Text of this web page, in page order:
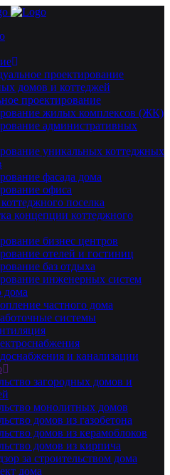
проектирование
домов и коттеджей
проектирование
жилых комплексов (ЖК)
административных
уникальных коттеджных
фасада дома
офиса
поселка
концепции коттеджного
бизнес центров
отелей и гостиниц
баз отдыха
инженерных систем
дома
частного дома
системы
и канализации
загородных домов и
монолитных домов
домов из газобетона
домов из керамоблоков
домов из кирпича
за строительством дома
дома